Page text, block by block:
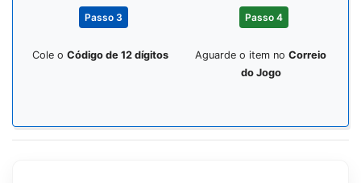
Passo 3
Cole o Código de 12 dígitos
Passo 4
Aguarde o item no Correio
do Jogo